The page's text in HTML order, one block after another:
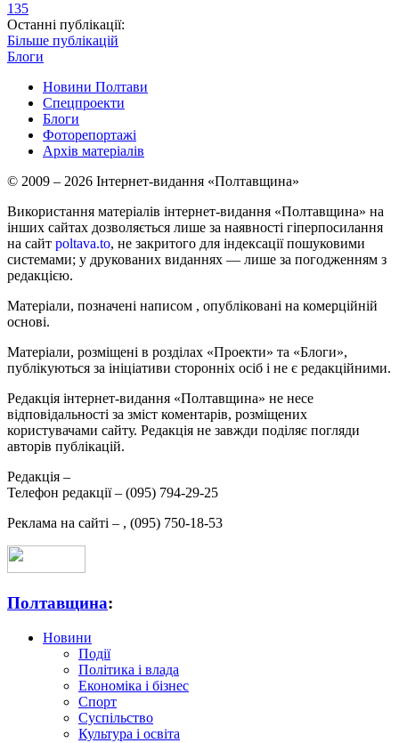
135
Останні публікації:
Більше публікацій
Блоги
Новини Полтави
Спецпроекти
Блоги
Фоторепортажі
Архів матеріалів
© 2009 – 2026 Інтернет-видання «Полтавщина»
Використання матеріалів інтернет-видання «Полтавщина» на
інших сайтах дозволяється лише за наявності гіперпосилання
на сайт poltava.to, не закритого для індексації пошуковими
системами; у друкованих виданнях — лише за погодженням з
редакцією.
Матеріали, позначені написом , опубліковані на комерційній
основі.
Матеріали, розміщені в розділах «Проекти» та «Блоги»,
публікуються за ініціативи сторонніх осіб і не є редакційними.
Редакція інтернет-видання «Полтавщина» не несе
відповідальності за зміст коментарів, розміщених
користувачами сайту. Редакція не завжди поділяє погляди
авторів публікацій.
Редакція –
Телефон редакції – (095) 794-29-25
Реклама на сайті – , (095) 750-18-53
Полтавщина:
Новини
Події
Політика і влада
Економіка і бізнес
Спорт
Суспільство
Культура і освіта